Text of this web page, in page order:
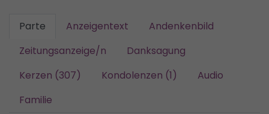
Parte Anzeigentext
Andenkenbild
Zeitungsanzeige/n
Danksagung
Kerzen (307)
Kondolenzen (1)
Audio
Familie